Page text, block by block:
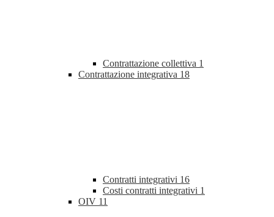
Contrattazione collettiva 1
Contrattazione integrativa 18
Contratti integrativi 16
Costi contratti integrativi 1
OIV 11